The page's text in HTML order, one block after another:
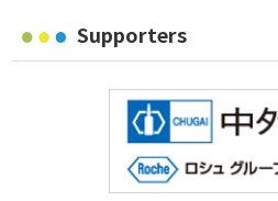
Supporters